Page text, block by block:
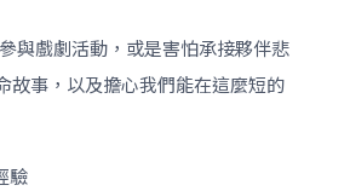
與戲劇活動，或是害怕承接夥伴悲
故事，以及擔心我們能在這麼短的
驗